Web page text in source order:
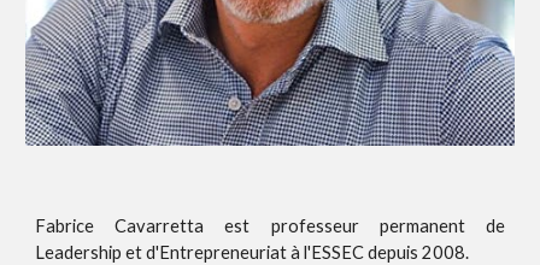
Fabrice Cavarretta est professeur permanent de
Leadership et d'Entrepreneuriat à l'ESSEC depuis 2008.